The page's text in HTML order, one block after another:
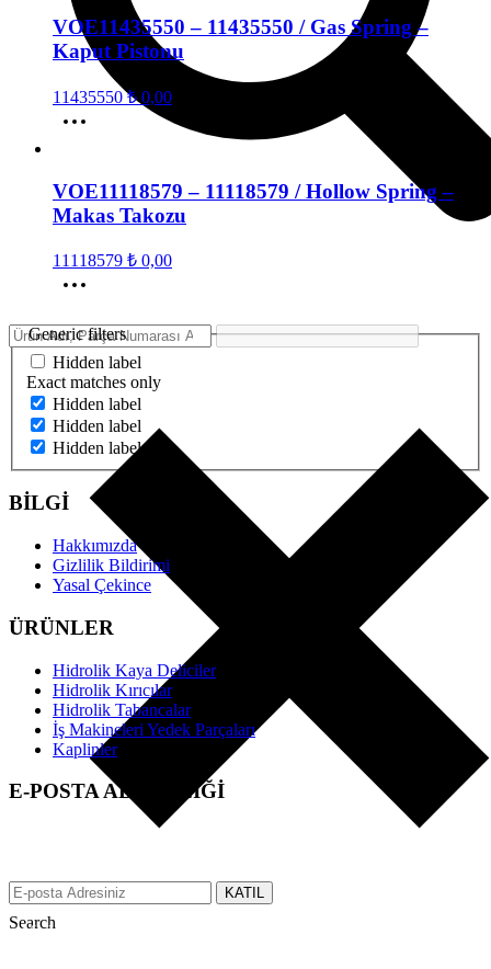
VOE11435550 – 11435550 / Gas Spring –
Kaput Pistonu
11435550₺0,00
VOE11118579 – 11118579 / Hollow Spring –
Makas Takozu
11118579 ₺ 0,00
Search
Generic filters
Hidden label
Exact matches only
Hidden label
Hidden label
Hidden label
BİLGİ
Hakkımızda
Gizlilik Bildirimi
Yasal Çekince
ÜRÜNLER
Hidrolik Kaya Deliciler
Hidrolik Kırıcılar
Hidrolik Tabancalar
İş Makineleri Yedek Parçaları
Kaplinler
E-POSTA ABONELİĞİ
EFS üzerinden tüm gelişmeler hakkında anında bilgi almak için e-
KATIL
Made with ♥ by tbtcreative.com © 2019 efsgrup.com.tr All rights